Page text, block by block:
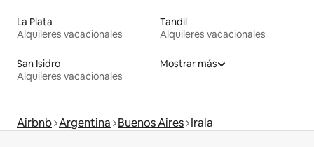
La Plata
Alquileres vacacionales
Tandil
Alquileres vacacionales
San Isidro
Alquileres vacacionales
Mostrar más
Airbnb Argentina Buenos Aires Irala